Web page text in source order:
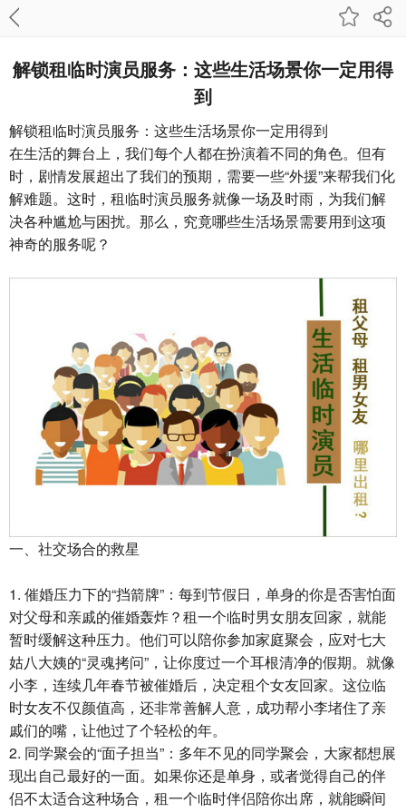
解锁租临时演员服务：这些生活场景你一定用得
到
解锁租临时演员服务：这些生活场景你一定用得到
在生活的舞台上，我们每个人都在扮演着不同的角色。但有
时，剧情发展超出了我们的预期，需要一些“外援”来帮我们化
解难题。这时，租临时演员服务就像一场及时雨，为我们解
决各种尴尬与困扰。那么，究竟哪些生活场景需要用到这项
神奇的服务呢？
一、社交场合的救星
1. 催婚压力下的“挡箭牌”：每到节假日，单身的你是否害怕面
对父母和亲戚的催婚轰炸？租一个临时男女朋友回家，就能
暂时缓解这种压力。他们可以陪你参加家庭聚会，应对七大
姑八大姨的“灵魂拷问”，让你度过一个耳根清净的假期。就像
小李，连续几年春节被催婚后，决定租个女友回家。这位临
时女友不仅颜值高，还非常善解人意，成功帮小李堵住了亲
戚们的嘴，让他过了个轻松的年。
2. 同学聚会的“面子担当”：多年不见的同学聚会，大家都想展
现出自己最好的一面。如果你还是单身，或者觉得自己的伴
侣不太适合这种场合，租一个临时伴侣陪你出席，就能瞬间